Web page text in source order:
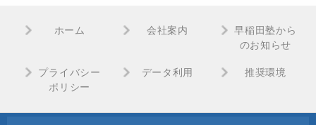
ホーム 会社案内
早稲田塾から
のお知らせ
プライバシー
ポリシー
データ利用 推奨環境